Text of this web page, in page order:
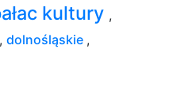
kultury ,
, dolnośląskie ,